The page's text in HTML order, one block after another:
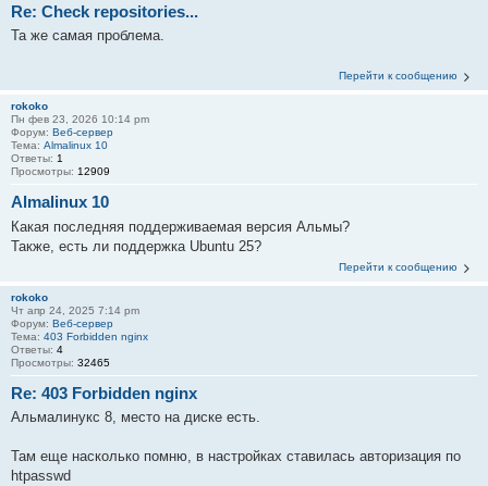
Re: Check repositories...
Та же самая проблема.
Перейти к сообщению
rokoko
Пн фев 23, 2026 10:14 pm
Форум: Веб-сервер
Тема: Almalinux 10
Ответы: 1
Просмотры: 12909
Almalinux 10
Какая последняя поддерживаемая версия Альмы?
Также, есть ли поддержка Ubuntu 25?
Перейти к сообщению
rokoko
Чт апр 24, 2025 7:14 pm
Форум: Веб-сервер
Тема: 403 Forbidden nginx
Ответы: 4
Просмотры: 32465
Re: 403 Forbidden nginx
Альмалинукс 8, место на диске есть.
Там еще насколько помню, в настройках ставилась авторизация по
htpasswd